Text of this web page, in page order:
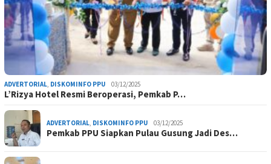
ADVERTORIAL, DISKOMINFO PPU 03/12/2025
L’Rizya Hotel Resmi Beroperasi, Pemkab P…
ADVERTORIAL, DISKOMINFO PPU 03/12/2025
Pemkab PPU Siapkan Pulau Gusung Jadi Des…